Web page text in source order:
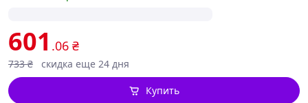
601 .06 ₴
733 ₴ скидка еще 24 дня
Купить